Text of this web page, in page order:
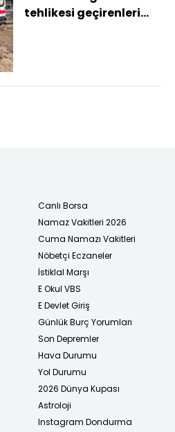
tehlikesi geçirenleri
Canlı Borsa
Namaz Vakitleri 2026
Cuma Namazı Vakitleri
Nöbetçi Eczaneler
İstiklal Marşı
E Okul VBS
E Devlet Giriş
Günlük Burç Yorumları
Son Depremler
Hava Durumu
Yol Durumu
2026 Dünya Kupası
Astroloji
Instagram Dondurma